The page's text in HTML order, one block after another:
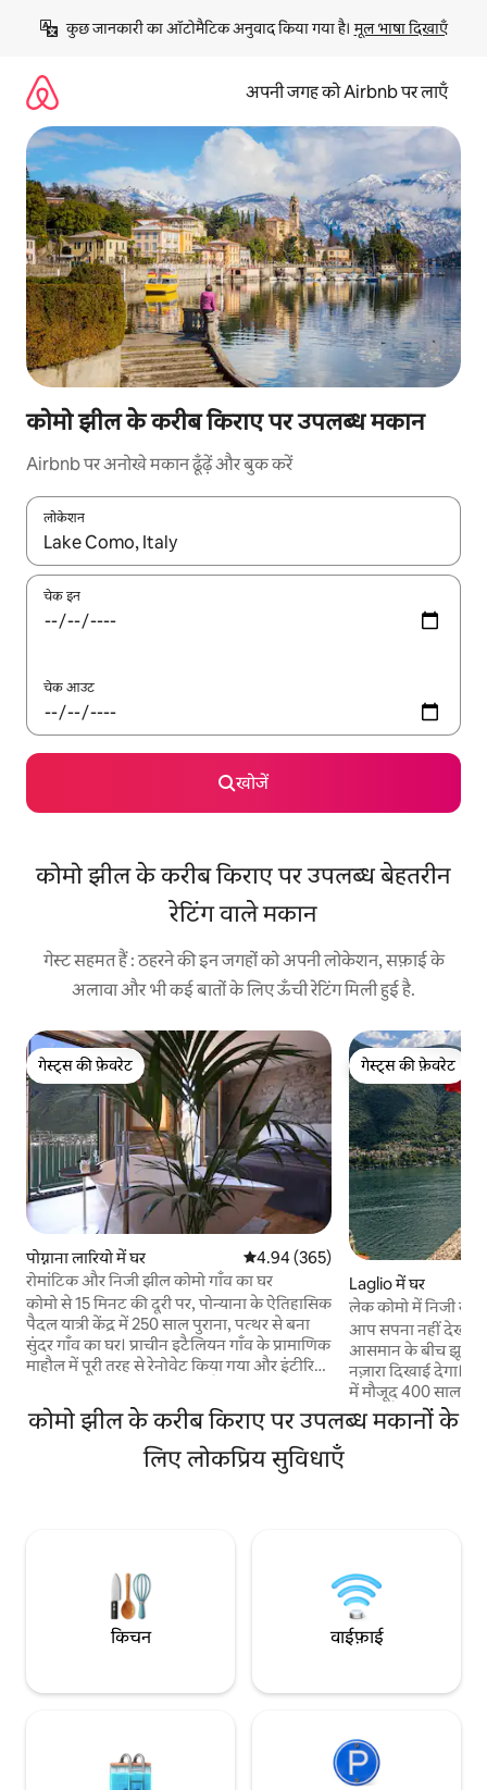
छोड़कर
कॉन्टेंट
कुछ जानकारी का ऑटोमैटिक अनुवाद किया गया है। मूल भाषा दिखाएँ
अपनी जगह को Airbnb पर लाएँ
कोमो झील के करीब किराए पर उपलब्ध मकान
Airbnb पर अनोखे मकान ढूँढ़ें और बुक करें
लोकेशन
नतीजों के उपलब्ध होने पर, अप और डाउन 'ऐरो की' का इस्तेमाल करके नेविगेट
चेक इन
चेक आउट
खोजें
कोमो झील के करीब किराए पर उपलब्ध बेहतरीन
रेटिंग वाले मकान
गेस्ट सहमत हैं : ठहरने की इन जगहों को अपनी लोकेशन, सफ़ाई के
अलावा और भी कई बातों के लिए ऊँची रेटिंग मिली हुई है.
गेस्ट्स की फ़ेवरेट
गेस्ट्स की फ़ेवरेट
पोग्नाना लारियो में घर औसत रेटिंग 5 में से 4.94, 365 समीक्षाएँ
4.94 (365)
रोमांटिक और निजी झील कोमो गाँव का घर
कोमो से 15 मिनट की दूरी पर, पोन्याना के ऐतिहासिक
पैदल यात्री केंद्र में 250 साल पुराना, पत्थर से बना
सुंदर गाँव का घर। प्राचीन इटैलियन गाँव के प्रामाणिक
माहौल में पूरी तरह से रेनोवेट किया गया और इंटीरियर
आरामदायक और शानदार माहौल बना हुआ है। बहुत
निजी। निजी प्रवेश द्वार वाले पूरे घर (तहखानों को
छोड़कर) का इस्तेमाल। दो लोगों के लिए बने
आकर्षक बाथटब सहित सभी कमरों से झील का
गेस्ट्स की फ़ेवरेट
गेस्ट्स की फ़ेवरेट
Laglio में घर
लेक कोमो में निजी
आप सपना नहीं देख
आसमान के बीच झूलते
नज़ारा दिखाई देगा।
में मौजूद 400 साल
प्रॉपर्टी है, जिसमें एक
मशहूर घर विला
के लिए बिल्कुल सही।
कोमो झील के करीब किराए पर उपलब्ध मकानों के
लिए लोकप्रिय सुविधाएँ
किचन वाईफ़ाई